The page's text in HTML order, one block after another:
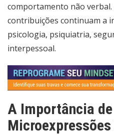
comportamento não verbal.
contribuições continuam a
psicologia, psiquiatria,
interpessoal.
A Importância